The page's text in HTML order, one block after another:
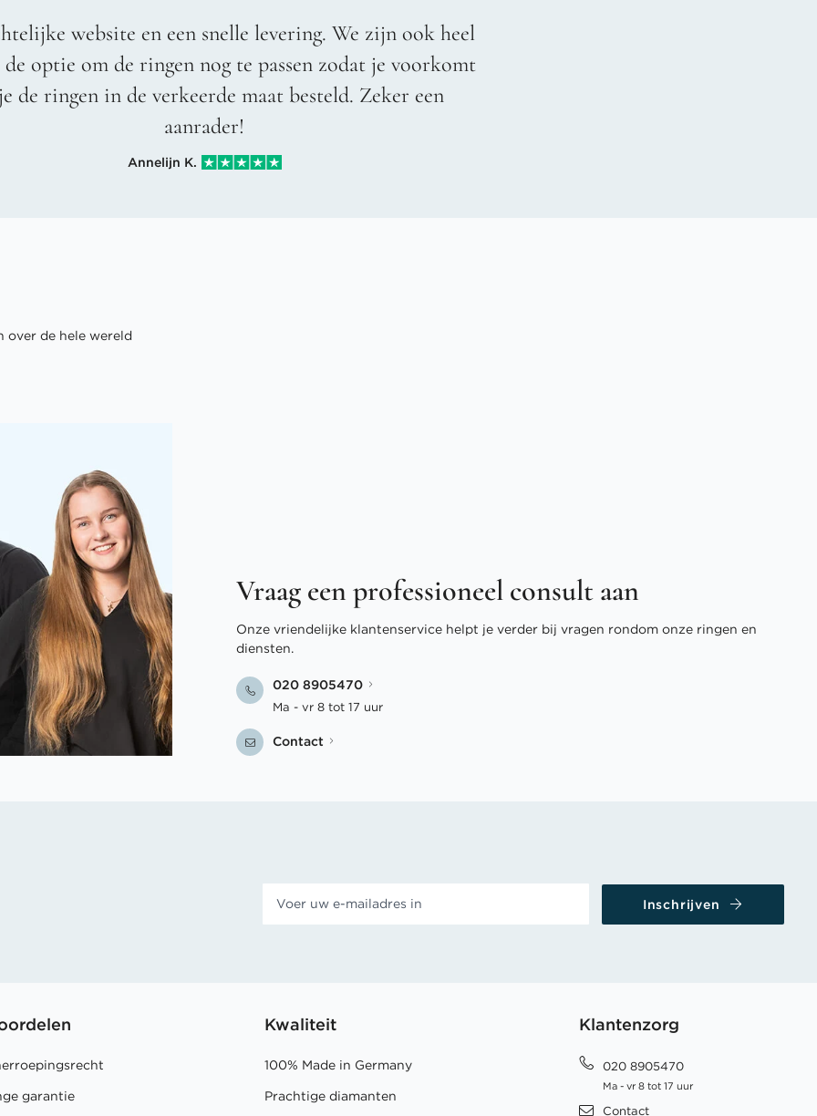
website en een snelle levering. We zijn ook heel
optie om de ringen nog te passen zodat je voorkomt
de ringen in de verkeerde maat besteld. Zeker een
aanrader!
Annelijn K.
over de hele wereld
Vraag een professioneel consult aan
Onze vriendelijke klantenservice helpt je verder bij vragen rondom onze ringen en
diensten.
020 8905470
Ma - vr 8 tot 17 uur
Contact
Inschrijven
garantie
Kwaliteit
100% Made in Germany
Prachtige diamanten
Klantenzorg
020 8905470
Ma - vr 8 tot 17 uur
Contact